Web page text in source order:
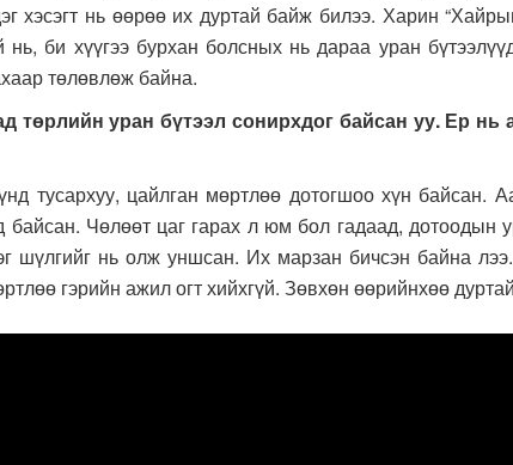
хэсэгт нь өөрөө их дуртай байж билээ. Харин
би хүүгээ бурхан болсных нь дараа уран
төлөвлөж байна.
төрлийн уран бүтээл сонирхдог байсан уу. Ер нь
тусархуу, цайлган мөртлөө дотогшоо хүн байсан.
Чөлөөт цаг гарах л юм бол гадаад, дотоодын
шүлгийг нь олж уншсан. Их марзан бичсэн байна
гэрийн ажил огт хийхгүй. Зөвхөн өөрийнхөө